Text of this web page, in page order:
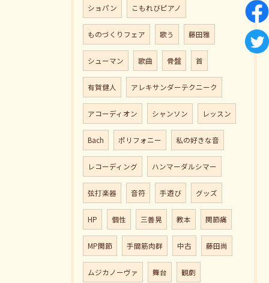
ショパン こもれびピアノ
ものづくりフェア 歌う 藤田雅
シューマン 歌曲 骨盤 首
有賀健人 アレキサンダーテクニーク
アコーディオン シャンソン レッスン
Bach ポリフォニー 私の好きな音
レコーディング ハンマーダルシマー
弦打楽器 音符 手遊び グッズ
HP 個性 三善晃 教本 関節痛
MP関節 手間筋肉群 中古 藤田尚
ムジカノーヴァ 舞台 観劇